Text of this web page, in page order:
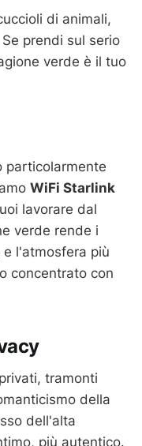
di animali,
prendi sul serio
verde è il tuo
particolarmente
WiFi Starlink
lavorare dal
verde rende i
l'atmosfera più
concentrato con
tramonti
della
dell'alta
più autentico.